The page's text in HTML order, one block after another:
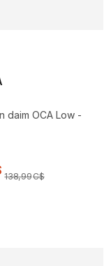
daim OCA Low -
138,99C$